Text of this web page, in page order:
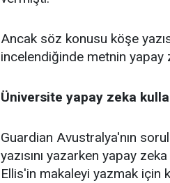
Ancak söz konusu köşe
incelendiğinde metnin yapay
Üniversite yapay zeka
Guardian Avustralya'nın
yazısını yazarken yapay
Ellis'in makaleyi yazmak için